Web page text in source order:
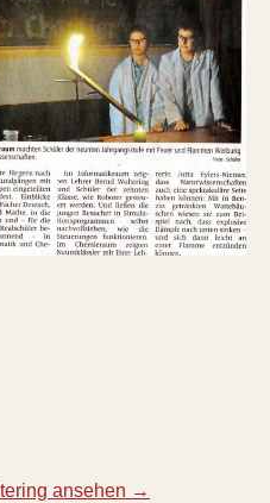
ansehen →